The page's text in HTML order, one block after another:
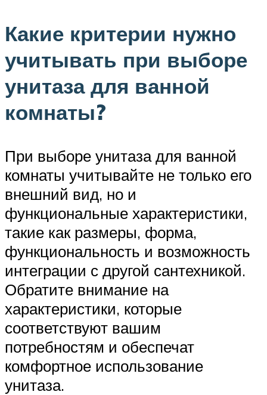
Какие критерии нужно
учитывать при выборе
унитаза для ванной
комнаты?
При выборе унитаза для ванной
комнаты учитывайте не только его
внешний вид, но и
функциональные характеристики,
такие как размеры, форма,
функциональность и возможность
интеграции с другой сантехникой.
Обратите внимание на
характеристики, которые
соответствуют вашим
потребностям и обеспечат
комфортное использование
унитаза.